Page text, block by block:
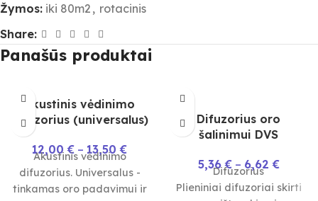
Žymos: iki 80m2 , rotacinis
Share:
Panašūs produktai
Akustinis vėdinimo
difuzorius (universalus)
12,00€ – 13,50€
Akustinis vėdinimo
difuzorius. Universalus -
tinkamas oro padavimui ir
Difuzorius oro
šalinimui DVS
5,36€ – 6,62€
Difuzorius
Plieniniai difuzoriai skirti